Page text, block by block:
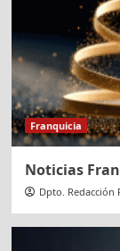
Franquicia
Noticias
Dpto. Redacción